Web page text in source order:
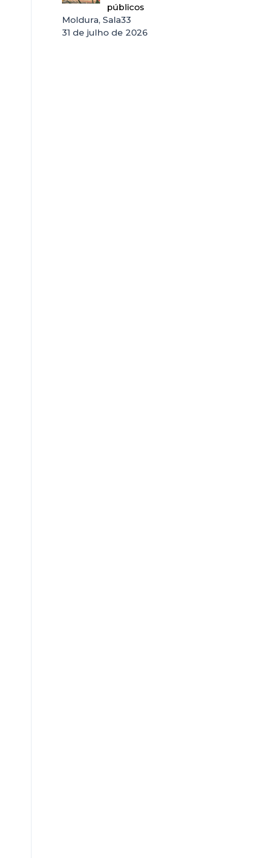
públicos
Moldura, Sala33
31 de julho de 2026